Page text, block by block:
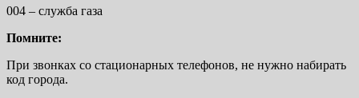
004 – служба газа
Помните:
При звонках со стационарных телефонов, не нужно набирать
код города.